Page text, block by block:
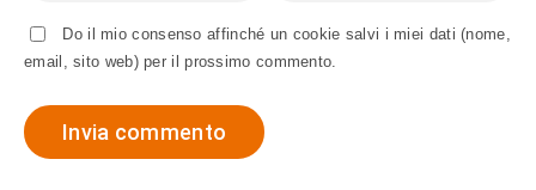
Do il mio consenso affinché un cookie salvi i miei dati (nome,
email, sito web) per il prossimo commento.